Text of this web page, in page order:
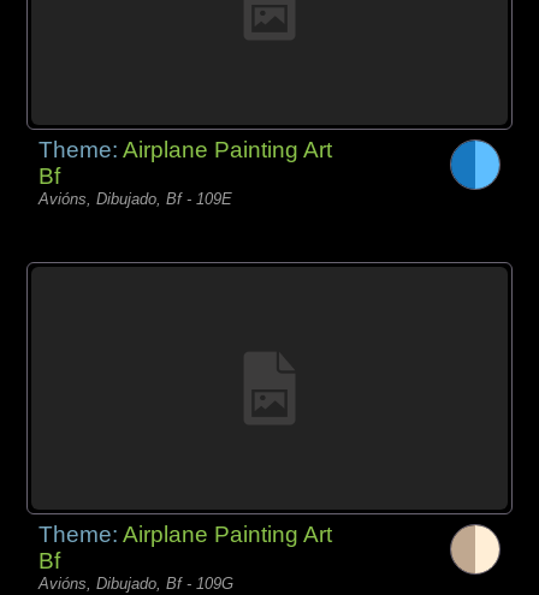
Theme:Airplane Painting Art
Bf
Avións, Dibujado, Bf - 109E
Theme:Airplane Painting Art
Bf
Avións, Dibujado, Bf - 109G